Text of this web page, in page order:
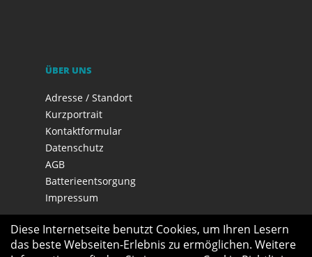
ÜBER UNS
Adresse / Standort
Kurzportrait
Kontaktformular
Datenschutz
AGB
Batterieentsorgung
Impressum
Diese Internetseite benutzt Cookies, um Ihren Lesern
das beste Webseiten-Erlebnis zu ermöglichen. Weitere